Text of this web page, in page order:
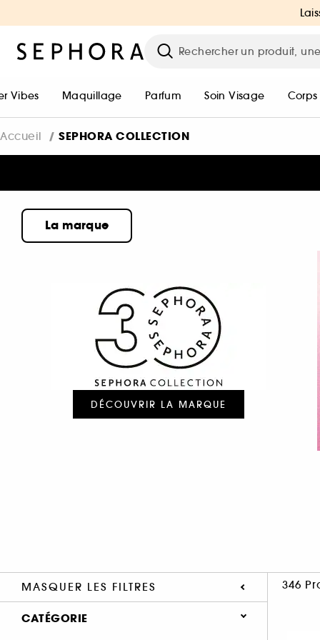
Vibes Maquillage Parfum Soin Visage Corps
Accueil SEPHORA COLLECTION
La marque
DÉCOUVRIR LA MARQUE
MASQUER LES FILTRES 346
CATÉGORIE